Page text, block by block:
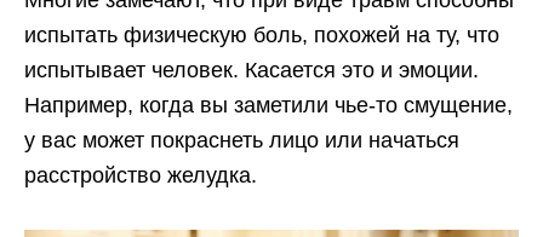
испытать физическую боль, похожей на ту, что
испытывает человек. Касается это и эмоции.
Например, когда вы заметили чье-то смущение,
у вас может покраснеть лицо или начаться
расстройство желудка.